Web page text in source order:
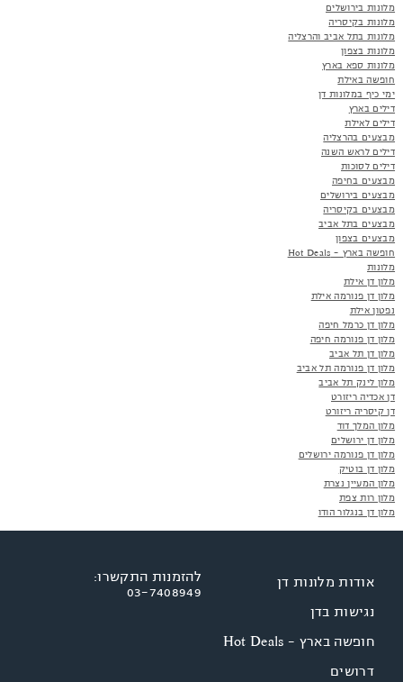
מלונות בירושלים
מלונות בקיסריה
מלונות בתל אביב והרצליה
מלונות בצפון
מלונות ספא בארץ
חופשה באילת
ימי כיף במלונות דן
דילים בארץ
דילים לאילת
מבצעים בהרצליה
דילים לראש השנה
דילים לסוכות
מבצעים בחיפה
מבצעים בירושלים
מבצעים בקיסריה
מבצעים בתל אביב
מבצעים בצפון
חופשה בארץ - Hot Deals
מלונות
מלון דן אילת
מלון דן פנורמה אילת
נפטון אילת
מלון דן כרמל חיפה
מלון דן פנורמה חיפה
מלון דן תל אביב
מלון דן פנורמה תל אביב
מלון לינק תל אביב
דן אכדיה ריזורט
דן קיסריה ריזורט
מלון המלך דוד
מלון דן ירושלים
מלון דן פנורמה ירושלים
מלון דן בוטיק
מלון המעיין נצרת
מלון רות צפת
מלון דן בנגלור הודו
אודות מלונות דן
נגישות בדן
חופשה בארץ - Hot Deals
דרושים
להזמנות התקשרו:
03-7408949